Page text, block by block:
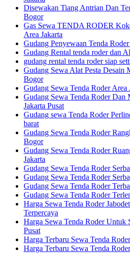
Disewakan Tiang Antrian Dan
Bogor
Gas Sewa TENDA RODER
Area Jakarta
Gudang Penyewaan Tenda
Gudang Rental tenda roder dan
gudang rental tenda roder siap
Gudang Sewa Alat Pesta Desain
Bogor
Gudang Sewa Tenda Roder Area
Gudang Sewa Tenda Roder
Jakarta Pusat
Gudang sewa Tenda Roder
barat
Gudang Sewa Tenda Roder
Bogor
Gudang Sewa Tenda Roder
Jakarta
Gudang Sewa Tenda Roder
Gudang Sewa Tenda Roder
Gudang Sewa Tenda Roder
Gudang Sewa Tenda Roder
Harga Sewa Tenda Roder
Terpercaya
Harga Sewa Tenda Roder Untuk
Pusat
Harga Terbaru Sewa Tenda
Harga Terbaru Sewa Tenda